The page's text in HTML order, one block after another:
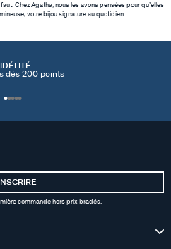
Chez Agatha, nous les avons pensées pour qu’elles
votre bijou signature au quotidien.
dés 200 points
commande hors prix bradés.